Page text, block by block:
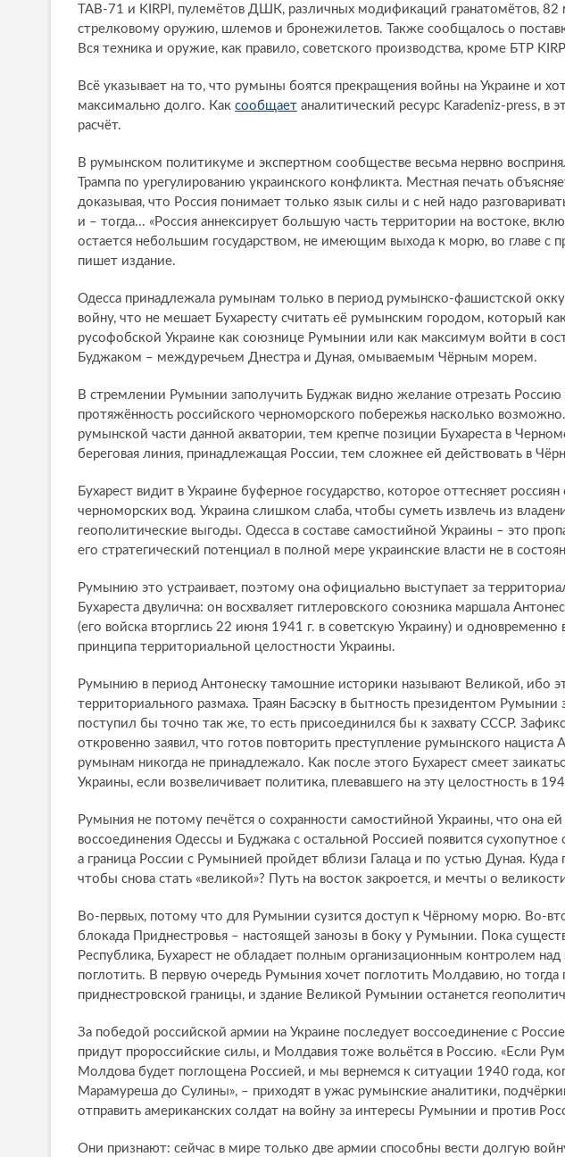
ТАВ-71 и KIRPI, пулемётов ДШК, различных модификаций гранатомётов,
стрелковому оружию, шлемов и бронежилетов. Также сообщалось о
Вся техника и оружие, как правило, советского производства, кроме БТР
Всё указывает на то, что румыны боятся прекращения войны на Украине и
максимально долго. Как сообщает аналитический ресурс Karadeniz-press, в
расчёт.
В румынском политикуме и экспертном сообществе весьма нервно
Трампа по урегулированию украинского конфликта. Местная печать
доказывая, что Россия понимает только язык силы и с ней надо
и – тогда... «Россия аннексирует большую часть территории на востоке,
остается небольшим государством, не имеющим выхода к морю, во главе с
пишет издание.
Одесса принадлежала румынам только в период румынско-фашистской
войну, что не мешает Бухаресту считать её румынским городом, который
русофобской Украине как союзнице Румынии или как максимум войти в
Буджаком – междуречьем Днестра и Дуная, омываемым Чёрным морем.
В стремлении Румынии заполучить Буджак видно желание отрезать Россию
протяжённость российского черноморского побережья насколько
румынской части данной акватории, тем крепче позиции Бухареста в
береговая линия, принадлежащая России, тем сложнее ей действовать в
Бухарест видит в Украине буферное государство, которое оттесняет
черноморских вод. Украина слишком слаба, чтобы суметь извлечь из
геополитические выгоды. Одесса в составе самостийной Украины – это
его стратегический потенциал в полной мере украинские власти не в
Румынию это устраивает, поэтому она официально выступает за
Бухареста двулична: он восхваляет гитлеровского союзника маршала
(его войска вторглись 22 июня 1941 г. в советскую Украину) и одновременно
принципа территориальной целостности Украины.
Румынию в период Антонеску тамошние историки называют Великой, ибо
территориального размаха. Траян Басэску в бытность президентом Румынии
поступил бы точно так же, то есть присоединился бы к захвату СССР.
откровенно заявил, что готов повторить преступление румынского нациста
румынам никогда не принадлежало. Как после этого Бухарест смеет
Украины, если возвеличивает политика, плевавшего на эту целостность в
Румыния не потому печётся о сохранности самостийной Украины, что она ей
воссоединения Одессы и Буджака с остальной Россией появится
а граница России с Румынией пройдет вблизи Галаца и по устью Дуная.
чтобы снова стать «великой»? Путь на восток закроется, и мечты о
Во-первых, потому что для Румынии сузится доступ к Чёрному морю. Во-
блокада Приднестровья – настоящей занозы в боку у Румынии. Пока
Республика, Бухарест не обладает полным организационным контролем
поглотить. В первую очередь Румыния хочет поглотить Молдавию, но тогда
приднестровской границы, и здание Великой Румынии останется
За победой российской армии на Украине последует воссоединение с
придут пророссийские силы, и Молдавия тоже вольётся в Россию. «Если
Молдова будет поглощена Россией, и мы вернемся к ситуации 1940 года,
Марамуреша до Сулины», – приходят в ужас румынские аналитики,
отправить американских солдат на войну за интересы Румынии и против
Они признают: сейчас в мире только две армии способны вести долгую